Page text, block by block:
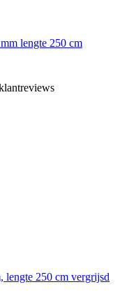
lengte 250 cm
lengte 250 cm vergrijsd